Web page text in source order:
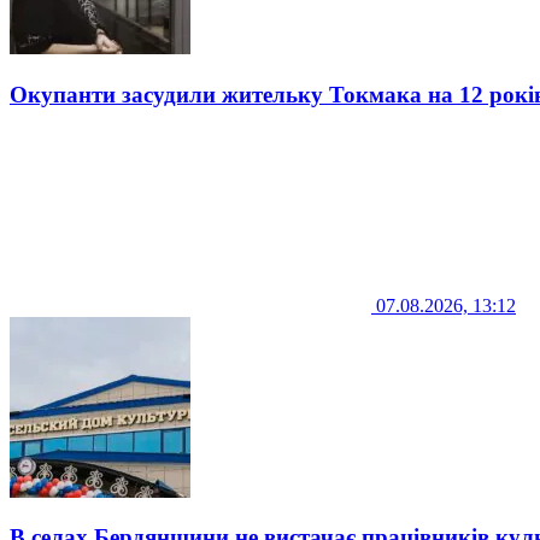
Окупанти засудили жительку Токмака на 12
07.08.2026, 13:12